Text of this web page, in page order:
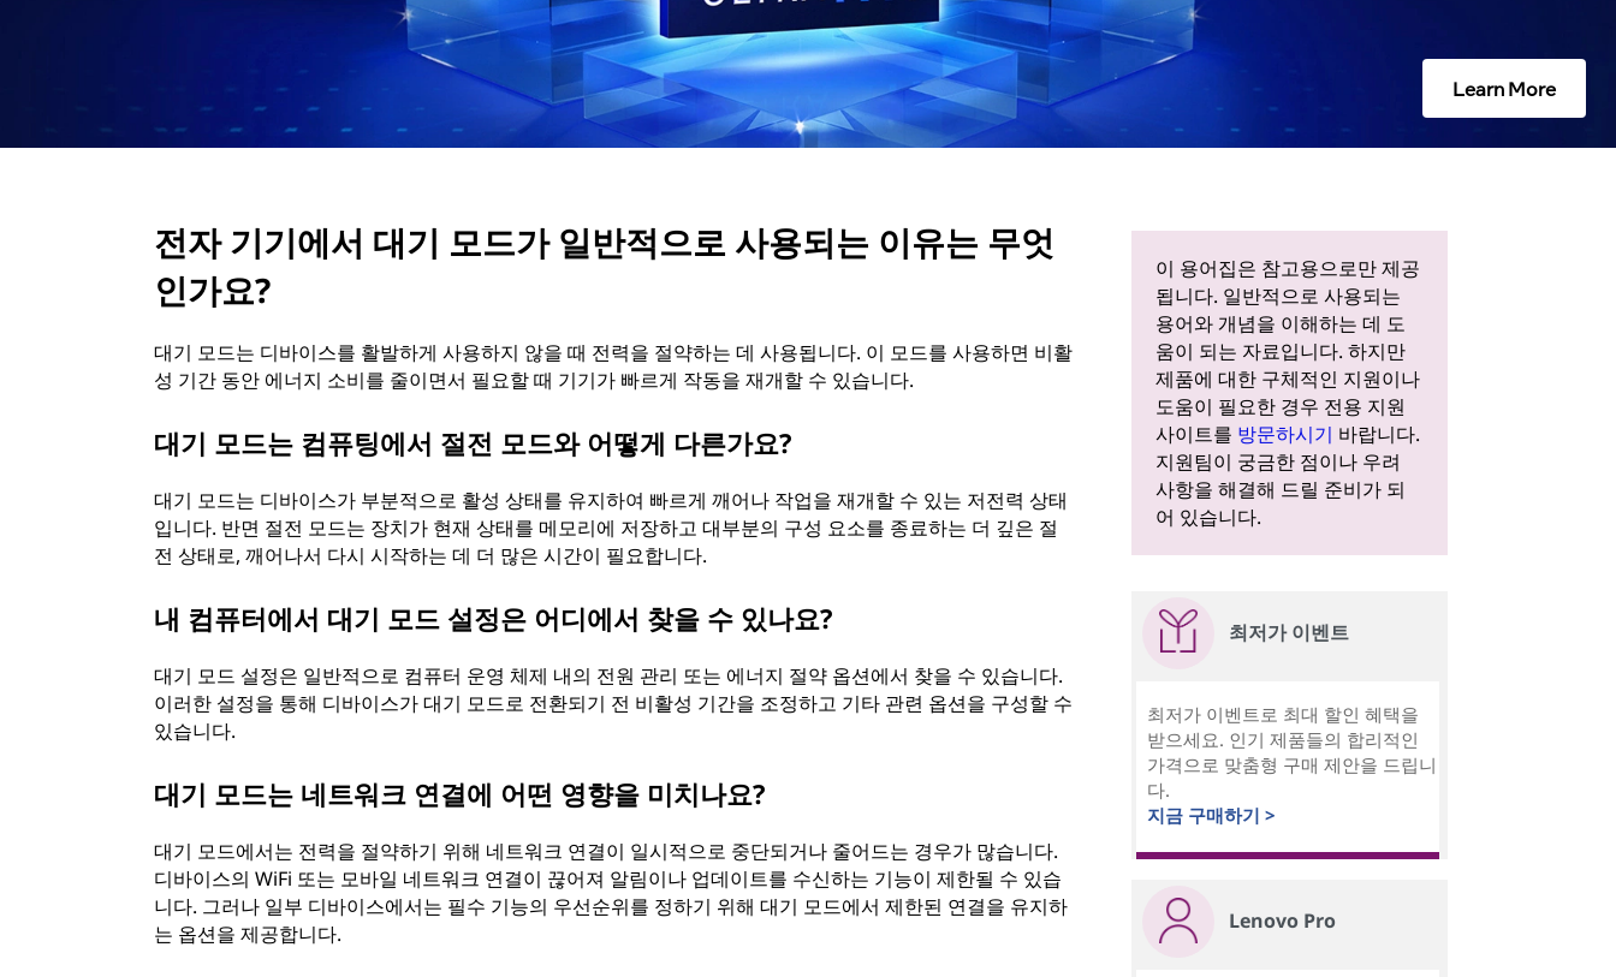
용
Learn More
전자 기기에서 대기 모드가 일반적으로 사용되는 이유는 무엇
인가요?
대기 모드는 디바이스를 활발하게 사용하지 않을 때 전력을 절약하는 데 사용됩니다. 이 모드를 사용하면 비활
성 기간 동안 에너지 소비를 줄이면서 필요할 때 기기가 빠르게 작동을 재개할 수 있습니다.
대기 모드는 컴퓨팅에서 절전 모드와 어떻게 다른가요?
대기 모드는 디바이스가 부분적으로 활성 상태를 유지하여 빠르게 깨어나 작업을 재개할 수 있는 저전력 상태
입니다. 반면 절전 모드는 장치가 현재 상태를 메모리에 저장하고 대부분의 구성 요소를 종료하는 더 깊은 절
전 상태로, 깨어나서 다시 시작하는 데 더 많은 시간이 필요합니다.
내 컴퓨터에서 대기 모드 설정은 어디에서 찾을 수 있나요?
대기 모드 설정은 일반적으로 컴퓨터 운영 체제 내의 전원 관리 또는 에너지 절약 옵션에서 찾을 수 있습니다.
이러한 설정을 통해 디바이스가 대기 모드로 전환되기 전 비활성 기간을 조정하고 기타 관련 옵션을 구성할 수
있습니다.
대기 모드는 네트워크 연결에 어떤 영향을 미치나요?
대기 모드에서는 전력을 절약하기 위해 네트워크 연결이 일시적으로 중단되거나 줄어드는 경우가 많습니다.
디바이스의 WiFi 또는 모바일 네트워크 연결이 끊어져 알림이나 업데이트를 수신하는 기능이 제한될 수 있습
니다. 그러나 일부 디바이스에서는 필수 기능의 우선순위를 정하기 위해 대기 모드에서 제한된 연결을 유지하
는 옵션을 제공합니다.
이 용어집은 참고용으로만 제공
됩니다. 일반적으로 사용되는
용어와 개념을 이해하는 데 도
움이 되는 자료입니다. 하지만
제품에 대한 구체적인 지원이나
도움이 필요한 경우 전용 지원
사이트를 방문하시기 바랍니다.
지원팀이 궁금한 점이나 우려
사항을 해결해 드릴 준비가 되
어 있습니다.
최저가 이벤트
최저가 이벤트로 최대 할인 혜택을
받으세요. 인기 제품들의 합리적인
가격으로 맞춤형 구매 제안을 드립니
다.
지금 구매하기 >
Lenovo Pro